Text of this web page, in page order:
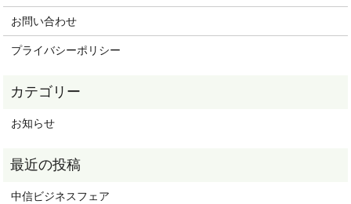
お問い合わせ
プライバシーポリシー
お知らせ
中信ビジネスフェア